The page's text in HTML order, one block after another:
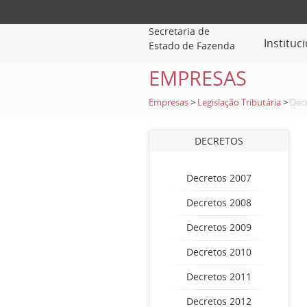
Secretaria de
Estado de Fazenda
EMPRESAS
Empresas > Legislação Tributária >
DECRETOS
Decretos 2007
Decretos 2008
Decretos 2009
Decretos 2010
Decretos 2011
Decretos 2012